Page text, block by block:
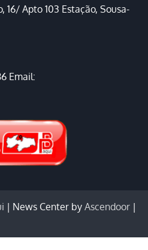
16/ Apto 103 Estação, Sousa-
Email:
| News Center by Ascendoor |